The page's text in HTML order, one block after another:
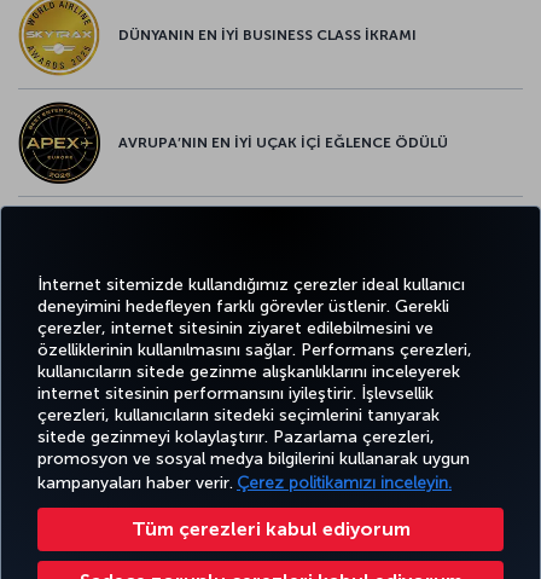
İnternet sitemizde kullandığımız çerezler ideal kullanıcı
deneyimini hedefleyen farklı görevler üstlenir. Gerekli
çerezler, internet sitesinin ziyaret edilebilmesini ve
özelliklerinin kullanılmasını sağlar. Performans çerezleri,
kullanıcıların sitede gezinme alışkanlıklarını inceleyerek
internet sitesinin performansını iyileştirir. İşlevsellik
çerezleri, kullanıcıların sitedeki seçimlerini tanıyarak
sitede gezinmeyi kolaylaştırır. Pazarlama çerezleri,
promosyon ve sosyal medya bilgilerini kullanarak uygun
kampanyaları haber verir. Çerez politikamızı inceleyin.
Tüm çerezleri kabul ediyorum
DÜNYANIN EN İYİ BUSINESS CLASS İKRAMI
AVRUPA’NIN EN İYİ UÇAK İÇİ EĞLENCE ÖDÜLÜ
TwitterFacebook
Instagram
YoutubeLinkedIn
TiktokBlogPinterest
BİLET
AL VE
YÖNET
DENEYİM
FIRSATLAR
VE UÇUŞ
NOKTALARI
POPÜLER
UÇUŞLAR
YARDIM
AIRLINES
HOLIDAYS
Bilgi Toplumu Hizmetleri Erişilebilirlik Gizlilik ve Çerez Politikası Yasal Uyarı Yolcu Hakları